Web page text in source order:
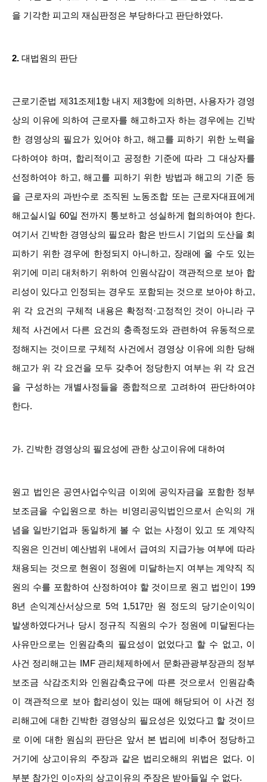
을 기각한 피고의 재심판정은 부당하다고 판단하였다.
2. 대법원의 판단
근로기준법 제31조제1항 내지 제3항에 의하면, 사용자가 경영
상의 이유에 의하여 근로자를 해고하고자 하는 경우에는 긴박
한 경영상의 필요가 있어야 하고, 해고를 피하기 위한 노력을
다하여야 하며, 합리적이고 공정한 기준에 따라 그 대상자를
선정하여야 하고, 해고를 피하기 위한 방법과 해고의 기준 등
을 근로자의 과반수로 조직된 노동조합 또는 근로자대표에게
해고실시일 60일 전까지 통보하고 성실하게 협의하여야 한다.
여기서 긴박한 경영상의 필요라 함은 반드시 기업의 도산을 회
피하기 위한 경우에 한정되지 아니하고, 장래에 올 수도 있는
위기에 미리 대처하기 위하여 인원삭감이 객관적으로 보아 합
리성이 있다고 인정되는 경우도 포함되는 것으로 보아야 하고,
위 각 요건의 구체적 내용은 확정적·고정적인 것이 아니라 구
체적 사건에서 다른 요건의 충족정도와 관련하여 유동적으로
정해지는 것이므로 구체적 사건에서 경영상 이유에 의한 당해
해고가 위 각 요건을 모두 갖추어 정당한지 여부는 위 각 요건
을 구성하는 개별사정들을 종합적으로 고려하여 판단하여야
한다.
가. 긴박한 경영상의 필요성에 관한 상고이유에 대하여
원고 법인은 공연사업수익금 이외에 공익자금을 포함한 정부
보조금을 수입원으로 하는 비영리공익법인으로서 손익의 개
념을 일반기업과 동일하게 볼 수 없는 사정이 있고 또 계약직
직원은 인건비 예산범위 내에서 급여의 지급가능 여부에 따라
채용되는 것으로 현원이 정원에 미달하는지 여부는 계약직 직
원의 수를 포함하여 산정하여야 할 것이므로 원고 법인이 199
8년 손익계산서상으로 5억 1,517만 원 정도의 당기순이익이
발생하였다거나 당시 정규직 직원의 수가 정원에 미달된다는
사유만으로는 인원감축의 필요성이 없었다고 할 수 없고, 이
사건 정리해고는 IMF 관리체제하에서 문화관광부장관의 정부
보조금 삭감조치와 인원감축요구에 따른 것으로서 인원감축
이 객관적으로 보아 합리성이 있는 때에 해당되어 이 사건 정
리해고에 대한 긴박한 경영상의 필요성은 있었다고 할 것이므
로 이에 대한 원심의 판단은 앞서 본 법리에 비추어 정당하고
거기에 상고이유의 주장과 같은 법리오해의 위법은 없다. 이
부분 참가인 이○자의 상고이유의 주장은 받아들일 수 없다.